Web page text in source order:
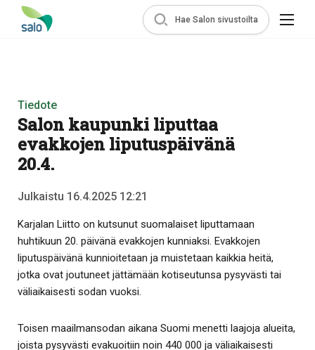
Hae Salon sivustoilta
Tiedote
Salon kaupunki liputtaa
evakkojen liputuspäivänä
20.4.
Julkaistu 16.4.2025 12:21
Karjalan Liitto on kutsunut suomalaiset liputtamaan
huhtikuun 20. päivänä evakkojen kunniaksi. Evakkojen
liputuspäivänä kunnioitetaan ja muistetaan kaikkia heitä,
jotka ovat joutuneet jättämään kotiseutunsa pysyvästi tai
väliaikaisesti sodan vuoksi.
Toisen maailmansodan aikana Suomi menetti laajoja alueita,
joista pysyvästi evakuoitiin noin 440 000 ja väliaikaisesti